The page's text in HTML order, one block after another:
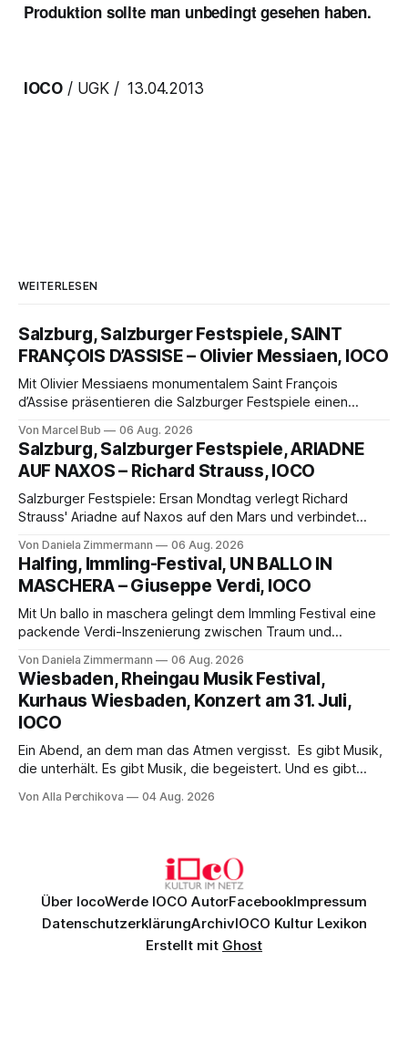
Produktion sollte man unbedingt gesehen haben.
IOCO / UGK / 13.04.2013
WEITERLESEN
Salzburg, Salzburger Festspiele, SAINT
FRANÇOIS D’ASSISE – Olivier Messiaen, IOCO
Mit Olivier Messiaens monumentalem Saint François
d’Assise präsentieren die Salzburger Festspiele einen
eine bildgewaltige Inszenierung, Maxime Pascal entfaltet
die komplexe Partitur eindrucksvoll, Philippe Sly berührt als
Franziskus.
Von Marcel Bub 06 Aug. 2026
Salzburg, Salzburger Festspiele, ARIADNE
AUF NAXOS – Richard Strauss, IOCO
Salzburger Festspiele: Ersan Mondtag verlegt Richard
Strauss' Ariadne auf Naxos auf den Mars und verbindet
Aufführung mit starken Solisten und den Wiener
Philharmonikern, szenisch bleibt der zweite Akt jedoch
hinter den Erwartungen zurück.
Von Daniela Zimmermann 06 Aug. 2026
Halfing, Immling-Festival, UN BALLO IN
MASCHERA – Giuseppe Verdi, IOCO
Mit Un ballo in maschera gelingt dem Immling Festival eine
packende Verdi-Inszenierung zwischen Traum und
psychologische Tiefe mit starken Bildern, getragen von
einem spielfreudigen Ensemble und einer musikalisch
überzeugenden Gesamtleistung.
Von Daniela Zimmermann 06 Aug. 2026
Wiesbaden, Rheingau Musik Festival,
Kurhaus Wiesbaden, Konzert am 31. Juli,
IOCO
Ein Abend, an dem man das Atmen vergisst. Es gibt Musik,
die unterhält. Es gibt Musik, die begeistert. Und es gibt
Genau so war der Abend im Kurhaus Wiesbaden, an dem
Von Alla Perchikova 04 Aug. 2026
Über IocoWerde IOCO AutorFacebookImpressum
DatenschutzerklärungArchivIOCO Kultur Lexikon
Erstellt mit Ghost